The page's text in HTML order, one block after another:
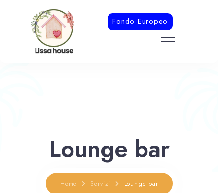
Fondo Europeo
Lounge bar
Home Servizi Lounge bar